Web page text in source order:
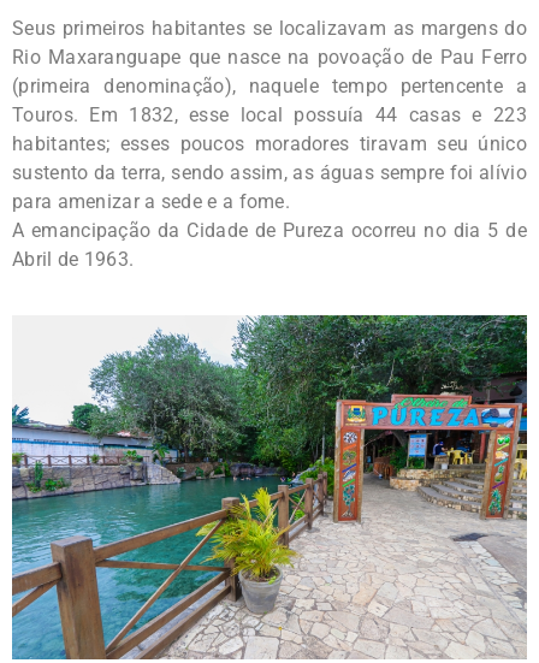
Seus primeiros habitantes se localizavam as margens do
Rio Maxaranguape que nasce na povoação de Pau Ferro
(primeira denominação), naquele tempo pertencente a
Touros. Em 1832, esse local possuía 44 casas e 223
habitantes; esses poucos moradores tiravam seu único
sustento da terra, sendo assim, as águas sempre foi alívio
para amenizar a sede e a fome.
A emancipação da Cidade de Pureza ocorreu no dia 5 de
Abril de 1963.